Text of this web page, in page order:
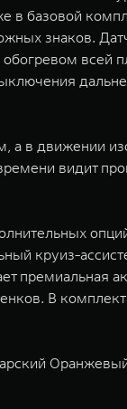
в базовой
знаков.
всей
а в движении
видит
круиз-
премиальная
В